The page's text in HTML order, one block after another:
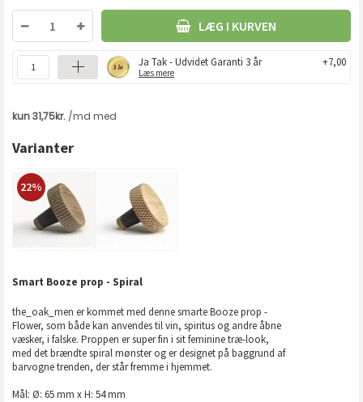
LÆG I KURVEN
Ja Tak - Udvidet Garanti 3 år
Læs mere
+7,00
Varianter
22%
Smart Booze prop - Spiral
the_oak_men er kommet med denne smarte Booze prop -
Flower, som både kan anvendes til vin, spiritus og andre åbne
væsker, i falske. Proppen er super fin i sit feminine træ-look,
med det brændte spiral mønster og er designet på baggrund af
barvogne trenden, der står fremme i hjemmet.
Mål: Ø: 65 mm x H: 54 mm